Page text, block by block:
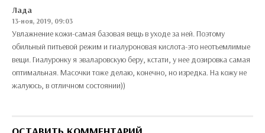
Лада
13-ноя, 2019, 09:03
Увлажнение кожи-самая базовая вещь в уходе за ней. Поэтому
обильный питьевой режим и гиалуроновая кислота-это неотъемлимые
вещи. Гиалуронку я эваларовскую беру, кстати, у нее дозировка самая
оптимальная. Масочки тоже делаю, конечно, но изредка. На кожу не
жалуюсь, в отличном состоянии))